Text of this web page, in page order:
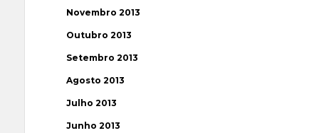
Novembro 2013
Outubro 2013
Setembro 2013
Agosto 2013
Julho 2013
Junho 2013